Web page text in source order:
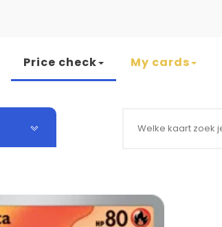
Price check My cards